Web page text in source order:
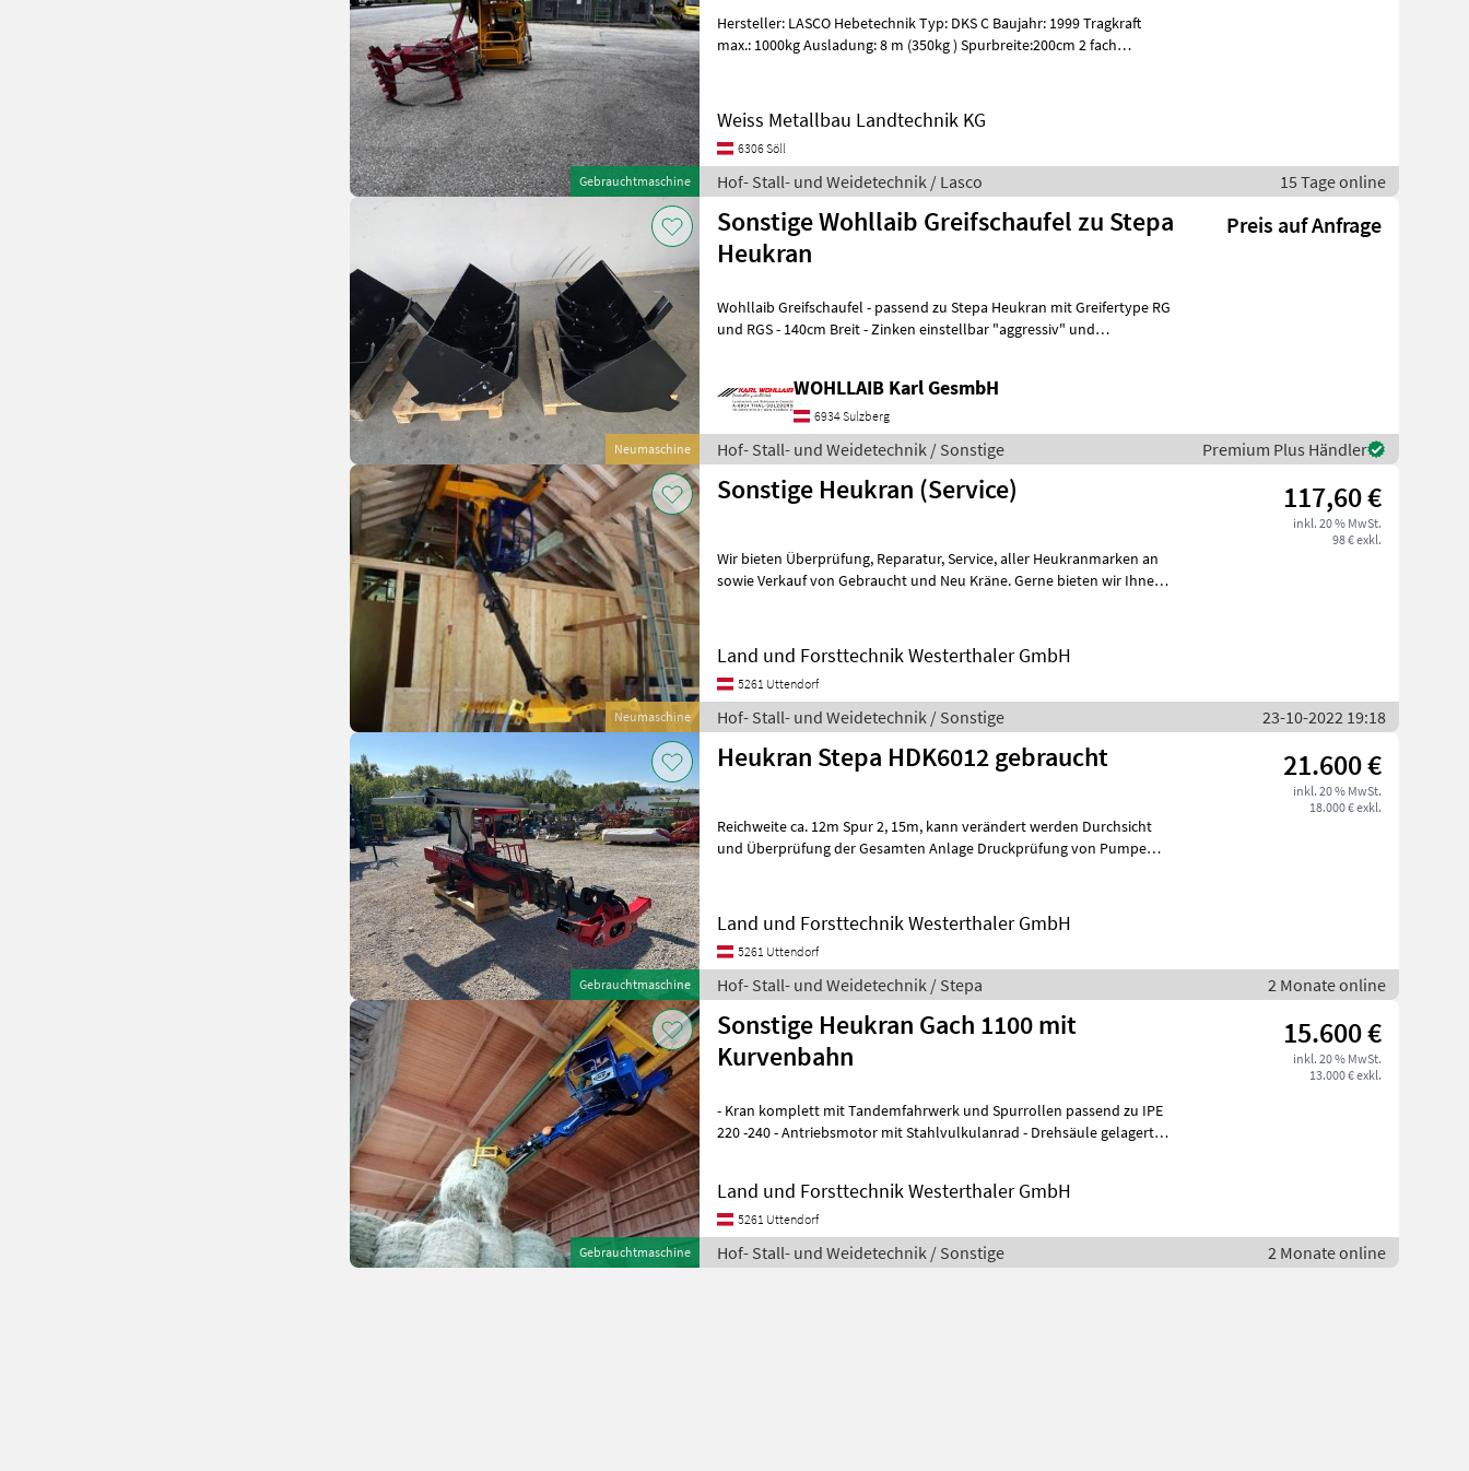
Gebrauchtmaschine
Hersteller: LASCO Hebetechnik Typ: DKS C Baujahr: 1999 Tragkraft
max.: 1000kg Ausladung: 8 m (350kg ) Spurbreite:200cm 2 fach
Weiss Metallbau Landtechnik KG
6306 Söll
Hof- Stall- und Weidetechnik / Lasco 15 Tage online
Neumaschine
Sonstige Wohllaib Greifschaufel zu Stepa
Heukran
Preis auf Anfrage
Wohllaib Greifschaufel - passend zu Stepa Heukran mit Greifertype RG
und RGS - 140cm Breit - Zinken einstellbar "aggressiv" und
WOHLLAIB Karl GesmbH
6934 Sulzberg
Hof- Stall- und Weidetechnik / Sonstige Premium Plus Händler
Neumaschine
Sonstige Heukran (Service) 117,60 €
inkl. 20 % MwSt.
98 € exkl.
Wir bieten Überprüfung, Reparatur, Service, aller Heukranmarken an
sowie Verkauf von Gebraucht und Neu Kräne. Gerne bieten wir Ihnen
Land und Forsttechnik Westerthaler GmbH
5261 Uttendorf
Hof- Stall- und Weidetechnik / Sonstige 23-10-2022 19:18
Gebrauchtmaschine
Heukran Stepa HDK6012 gebraucht 21.600 €
inkl. 20 % MwSt.
18.000 € exkl.
Reichweite ca. 12m Spur 2, 15m, kann verändert werden Durchsicht
und Überprüfung der Gesamten Anlage Druckprüfung von Pumpe
Land und Forsttechnik Westerthaler GmbH
5261 Uttendorf
Hof- Stall- und Weidetechnik / Stepa 2 Monate online
Gebrauchtmaschine
Sonstige Heukran Gach 1100 mit
Kurvenbahn
15.600 €
inkl. 20 % MwSt.
13.000 € exkl.
- Kran komplett mit Tandemfahrwerk und Spurrollen passend zu IPE
220 -240 - Antriebsmotor mit Stahlvulkulanrad - Drehsäule gelagert
Land und Forsttechnik Westerthaler GmbH
5261 Uttendorf
Hof- Stall- und Weidetechnik / Sonstige 2 Monate online